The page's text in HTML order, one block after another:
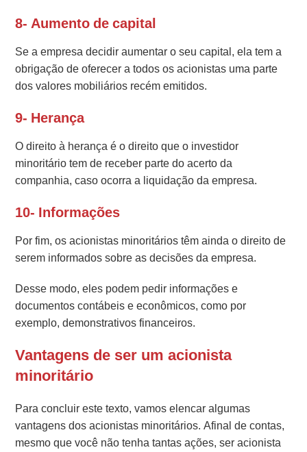
8- Aumento de capital
Se a empresa decidir aumentar o seu capital, ela tem a
obrigação de oferecer a todos os acionistas uma parte
dos valores mobiliários recém emitidos.
9- Herança
O direito à herança é o direito que o investidor
minoritário tem de receber parte do acerto da
companhia, caso ocorra a liquidação da empresa.
10- Informações
Por fim, os acionistas minoritários têm ainda o direito de
serem informados sobre as decisões da empresa.
Desse modo, eles podem pedir informações e
documentos contábeis e econômicos, como por
exemplo, demonstrativos financeiros.
Vantagens de ser um acionista
minoritário
Para concluir este texto, vamos elencar algumas
vantagens dos acionistas minoritários. Afinal de contas,
mesmo que você não tenha tantas ações, ser acionista